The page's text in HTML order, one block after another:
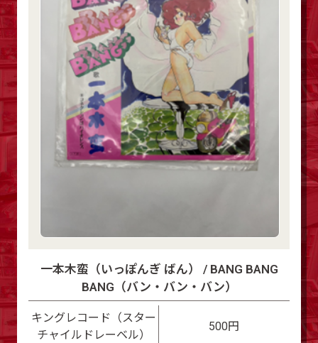
一本木蛮（いっぽんぎ ばん） / BANG BANG
BANG（バン・バン・バン）
キングレコード（スター
チャイルドレーベル）
500円